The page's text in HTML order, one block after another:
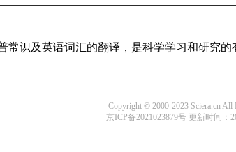
识及英语词汇的翻译，是科学学习和研究的
Copyright © 2000-2023 Sciera.cn All
京ICP备2021023879号更新时间：